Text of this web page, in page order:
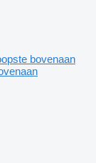
bovenaan